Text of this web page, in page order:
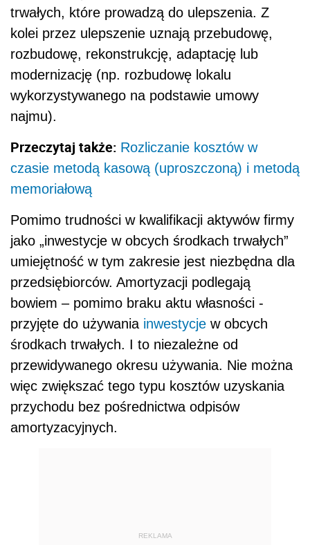
trwałych, które prowadzą do ulepszenia. Z
kolei przez ulepszenie uznają przebudowę,
rozbudowę, rekonstrukcję, adaptację lub
modernizację (np. rozbudowę lokalu
wykorzystywanego na podstawie umowy
najmu).
Przeczytaj także: Rozliczanie kosztów w
czasie metodą kasową (uproszczoną) i metodą
memoriałową
Pomimo trudności w kwalifikacji aktywów firmy
jako „inwestycje w obcych środkach trwałych”
umiejętność w tym zakresie jest niezbędna dla
przedsiębiorców. Amortyzacji podlegają
bowiem – pomimo braku aktu własności -
przyjęte do używania inwestycje w obcych
środkach trwałych. I to niezależne od
przewidywanego okresu używania. Nie można
więc zwiększać tego typu kosztów uzyskania
przychodu bez pośrednictwa odpisów
amortyzacyjnych.
REKLAMA